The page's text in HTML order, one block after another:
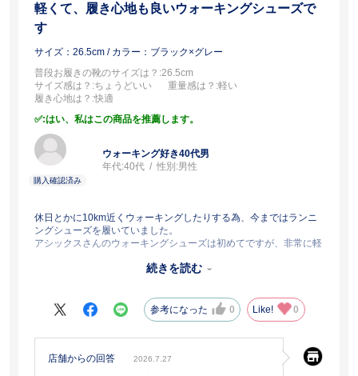
軽くて、履き心地も良いウォーキングシューズで
す
サイズ：26.5cm / カラー：ブラック×グレー
普段お履きの靴のサイズは？ :26.5cm
サイズ感は？ :ちょうどいい 重量感は？ :軽い
履き心地は？ :快適
:はい、私はこの商品を推薦します。
ウォーキング好き40代男
年代:40代 性別:男性
休日とかに10km近くウォーキングしたりする為、今まではランニ
ングシューズを履いていました。
アシックスさんのウォーキングシューズは初めてですが、非常に軽
履き始めてからまだ２週間ちょっとですが、歩いていて疲れにくい
続きを読む
参考になった 0 Like! 0
店舗からの回答 2026.7.27